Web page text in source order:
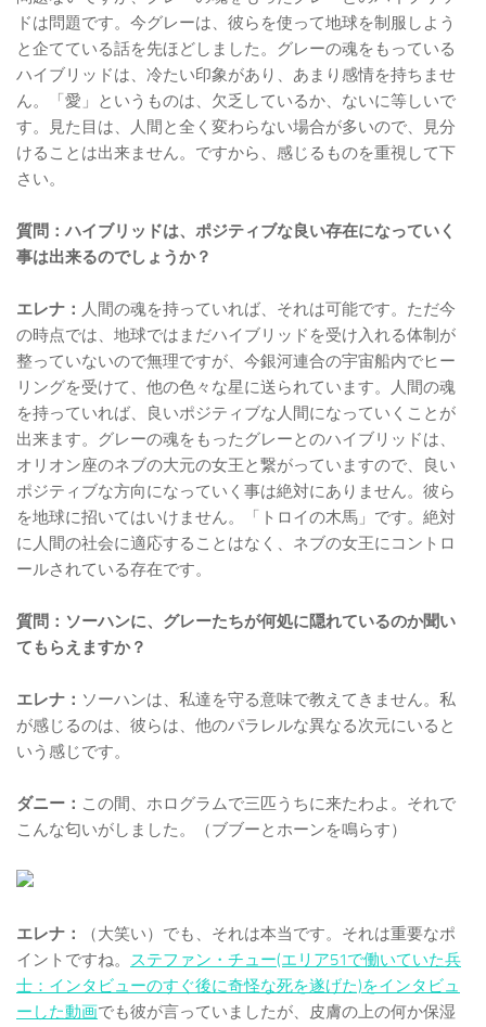
ドは問題です。今グレーは、彼らを使って地球を制服しよう
と企てている話を先ほどしました。グレーの魂をもっている
ハイブリッドは、冷たい印象があり、あまり感情を持ちませ
ん。「愛」というものは、欠乏しているか、ないに等しいで
す。見た目は、人間と全く変わらない場合が多いので、見分
けることは出来ません。ですから、感じるものを重視して下
さい。
質問：ハイブリッドは、ポジティブな良い存在になっていく
事は出来るのでしょうか？
エレナ： 人間の魂を持っていれば、それは可能です。ただ今
の時点では、地球ではまだハイブリッドを受け入れる体制が
整っていないので無理ですが、今銀河連合の宇宙船内でヒー
リングを受けて、他の色々な星に送られています。人間の魂
を持っていれば、良いポジティブな人間になっていくことが
出来ます。グレーの魂をもったグレーとのハイブリッドは、
オリオン座のネブの大元の女王と繋がっていますので、良い
ポジティブな方向になっていく事は絶対にありません。彼ら
を地球に招いてはいけません。「トロイの木馬」です。絶対
に人間の社会に適応することはなく、ネブの女王にコントロ
ールされている存在です。
質問：ソーハンに、グレーたちが何処に隠れているのか聞い
てもらえますか？
エレナ： ソーハンは、私達を守る意味で教えてきません。私
が感じるのは、彼らは、他のパラレルな異なる次元にいると
いう感じです。
ダニー： この間、ホログラムで三匹うちに来たわよ。それで
こんな匂いがしました。（ブブーとホーンを鳴らす）
エレナ：
（大笑い）でも、それは本当です。それは重要なポ
イントですね。 ステファン・チュー(エリア51で働いていた兵
士：インタビューのすぐ後に奇怪な死を遂げた)をインタビュ
ーした動画でも彼が言っていましたが、皮膚の上の何か保湿